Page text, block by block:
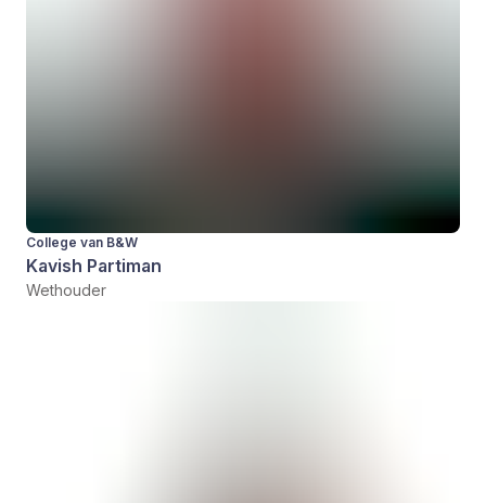
College van B&W
Kavish Partiman
Wethouder